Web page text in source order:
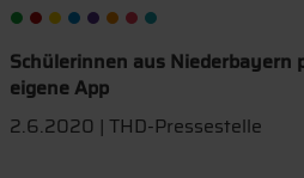
Schülerinnen aus Niederbayern
eigene App
2.6.2020 | THD-Pressestelle